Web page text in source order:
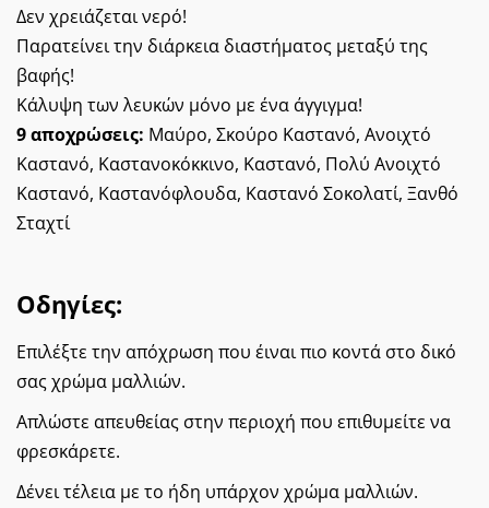
Δεν χρειάζεται νερό!
Παρατείνει την διάρκεια διαστήματος μεταξύ της
βαφής!
Κάλυψη των λευκών μόνο με ένα άγγιγμα!
9 αποχρώσεις: Μαύρο, Σκούρο Καστανό, Ανοιχτό
Καστανό, Καστανοκόκκινο, Καστανό, Πολύ Ανοιχτό
Καστανό, Καστανόφλουδα, Καστανό Σοκολατί, Ξανθό
Σταχτί
Οδηγίες:
Επιλέξτε την απόχρωση που έιναι πιο κοντά στο δικό
σας χρώμα μαλλιών.
Απλώστε απευθείας στην περιοχή που επιθυμείτε να
φρεσκάρετε.
Δένει τέλεια με το ήδη υπάρχον χρώμα μαλλιών.